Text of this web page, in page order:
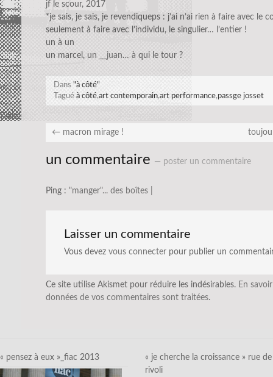
jf le scour, 2017
*je sais, je sais, je revendiqueps : j’ai n’ai rien à faire avec le
seulement à faire avec l’individu, le singulier… l’entier !
un à un
un marcel, un
__juan… à qui le tour ?
Dans "à côté"
Tagué à côté,art contemporain,art performance,passge josset
← macron mirage !
un commentaire — poster un commentaire
Ping : "manger"... des boîtes |
Laisser un commentaire
Vous devez vous connecter pour publier un
Ce site utilise Akismet pour réduire les indésirables. En
données de vos commentaires sont traitées.
« pensez à eux »_fiac 2013
« je cherche la croissance » rue de
rivoli